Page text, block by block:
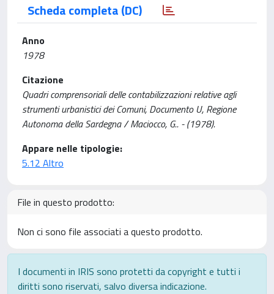
Scheda completa (DC)
Anno
1978
Citazione
Quadri comprensoriali delle contabilizzazioni relative agli
strumenti urbanistici dei Comuni, Documento U, Regione
Autonoma della Sardegna / Maciocco, G.. - (1978).
Appare nelle tipologie:
5.12 Altro
File in questo prodotto:
Non ci sono file associati a questo prodotto.
I documenti in IRIS sono protetti da copyright e tutti i
diritti sono riservati, salvo diversa indicazione.